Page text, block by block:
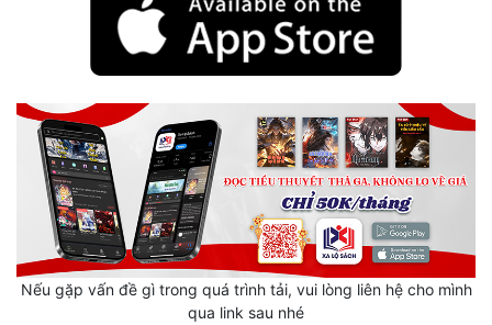
Học Đường
Khoa Huyễn
Khoa Huyễn Không Gian
Kinh Dị
Kiếm Hiệp
Nếu gặp vấn đề gì trong quá trình tải, vui lòng liên hệ cho mình
qua link sau nhé